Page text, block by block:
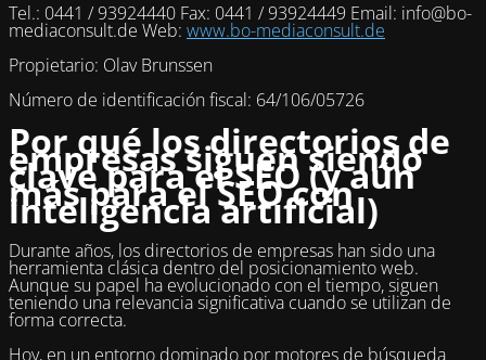
Tel.: 0441 / 93924440 Fax: 0441 / 93924449 Email: info@bo-
mediaconsult.de Web: www.bo-mediaconsult.de
Propietario: Olav Brunssen
Número de identificación fiscal: 64/106/05726
Por qué los directorios de
empresas siguen siendo
clave para el SEO (y aún
más para el SEO con
inteligencia artificial)
Durante años, los directorios de empresas han sido una
herramienta clásica dentro del posicionamiento web.
Aunque su papel ha evolucionado con el tiempo, siguen
teniendo una relevancia significativa cuando se utilizan de
forma correcta.
Hoy, en un entorno dominado por motores de búsqueda